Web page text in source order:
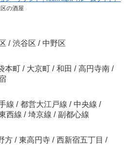
の酒屋
/ 渋谷区 / 中野区
本町 / 大京町 / 和田 / 高円寺南 /
線 / 都営大江戸線 / 中央線 /
西線 / 埼京線 / 副都心線
方 / 東高円寺 / 西新宿五丁目 /